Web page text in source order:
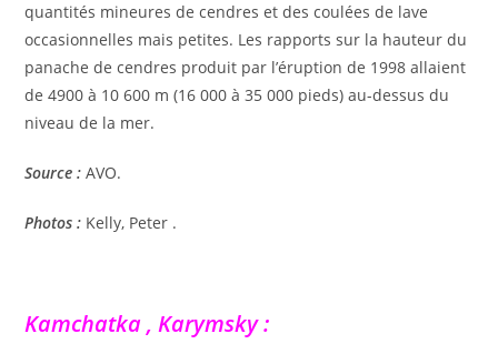
quantités mineures de cendres et des coulées de lave
occasionnelles mais petites. Les rapports sur la hauteur du
panache de cendres produit par l’éruption de 1998 allaient
de 4900 à 10 600 m (16 000 à 35 000 pieds) au-dessus du
niveau de la mer.
Source : AVO.
Photos : Kelly, Peter .
Kamchatka , Karymsky :